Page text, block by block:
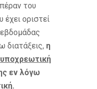
του
έχει οριστεί
διατάξεις, η
υποχρεωτική
εν λόγω
.